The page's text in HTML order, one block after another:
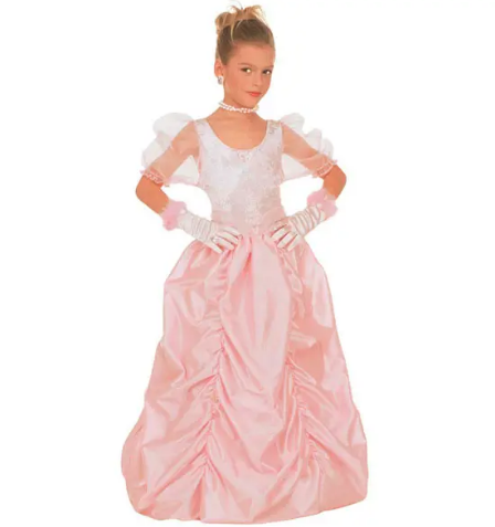
Egyéb
kalapok,
varázspálca,
seprű, szakáll,
bajusz, műanyag
korona, esernyő,
vasvilla, stb.